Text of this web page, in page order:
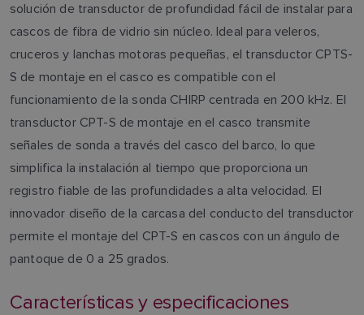
solución de transductor de profundidad fácil de instalar para
cascos de fibra de vidrio sin núcleo. Ideal para veleros,
cruceros y lanchas motoras pequeñas, el transductor CPTS-
S de montaje en el casco es compatible con el
funcionamiento de la sonda CHIRP centrada en 200 kHz. El
transductor CPT-S de montaje en el casco transmite
señales de sonda a través del casco del barco, lo que
simplifica la instalación al tiempo que proporciona un
registro fiable de las profundidades a alta velocidad. El
innovador diseño de la carcasa del conducto del transductor
permite el montaje del CPT-S en cascos con un ángulo de
pantoque de 0 a 25 grados.
Características y especificaciones